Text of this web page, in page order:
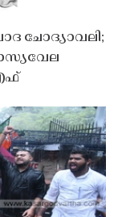
ചോദ്യാവലി;